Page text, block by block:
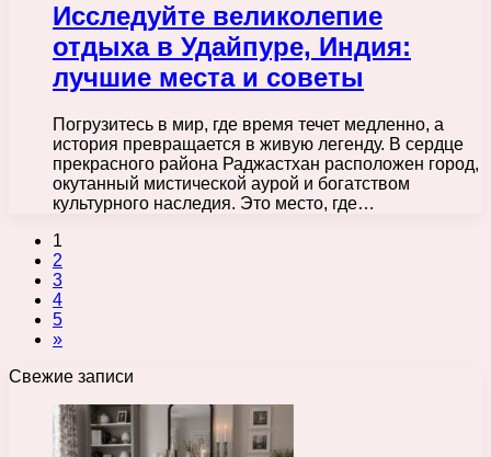
Исследуйте великолепие
отдыха в Удайпуре, Индия:
лучшие места и советы
Погрузитесь в мир, где время течет медленно, а
история превращается в живую легенду. В сердце
прекрасного района Раджастхан расположен город,
окутанный мистической аурой и богатством
культурного наследия. Это место, где…
1
2
3
4
5
»
Свежие записи